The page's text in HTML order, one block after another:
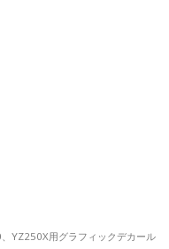
YZ250X用グラフィックデカール